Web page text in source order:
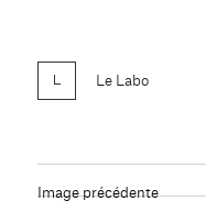
Le Labo
Image précédente